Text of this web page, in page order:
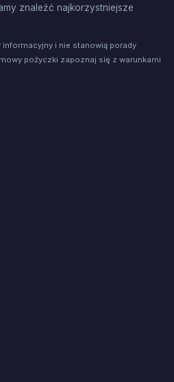
znaleźć najkorzystniejsze
i nie stanowią porady
pożyczki zapoznaj się z warunkami